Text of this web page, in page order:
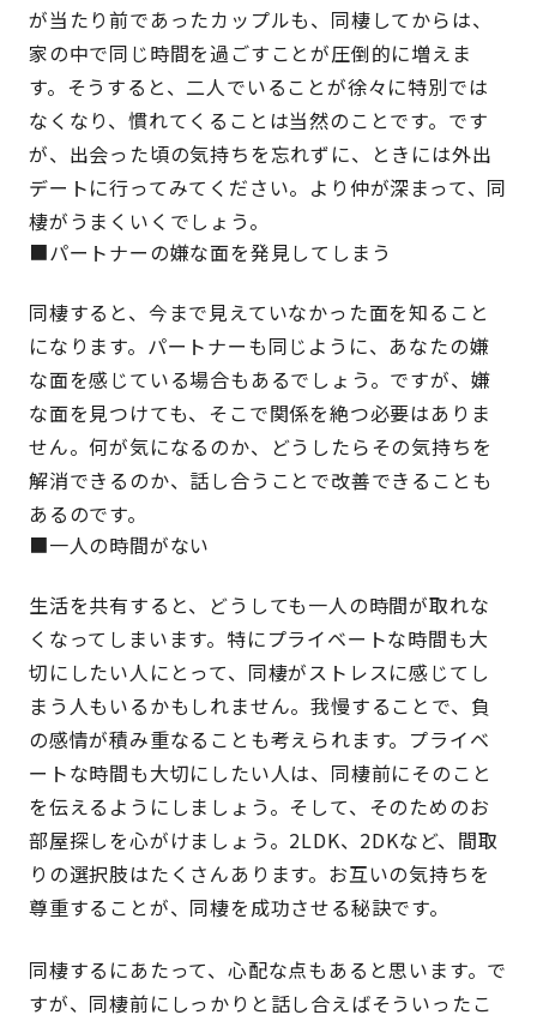
が当たり前であったカップルも、同棲してからは、
家の中で同じ時間を過ごすことが圧倒的に増えま
す。そうすると、二人でいることが徐々に特別では
なくなり、慣れてくることは当然のことです。です
が、出会った頃の気持ちを忘れずに、ときには外出
デートに行ってみてください。より仲が深まって、同
棲がうまくいくでしょう。
■パートナーの嫌な面を発見してしまう
同棲すると、今まで見えていなかった面を知ること
になります。パートナーも同じように、あなたの嫌
な面を感じている場合もあるでしょう。ですが、嫌
な面を見つけても、そこで関係を絶つ必要はありま
せん。何が気になるのか、どうしたらその気持ちを
解消できるのか、話し合うことで改善できることも
あるのです。
■一人の時間がない
生活を共有すると、どうしても一人の時間が取れな
くなってしまいます。特にプライベートな時間も大
切にしたい人にとって、同棲がストレスに感じてし
まう人もいるかもしれません。我慢することで、負
の感情が積み重なることも考えられます。プライベ
ートな時間も大切にしたい人は、同棲前にそのこと
を伝えるようにしましょう。そして、そのためのお
部屋探しを心がけましょう。2LDK、2DKなど、間取
りの選択肢はたくさんあります。お互いの気持ちを
尊重することが、同棲を成功させる秘訣です。
同棲するにあたって、心配な点もあると思います。で
すが、同棲前にしっかりと話し合えばそういったこ